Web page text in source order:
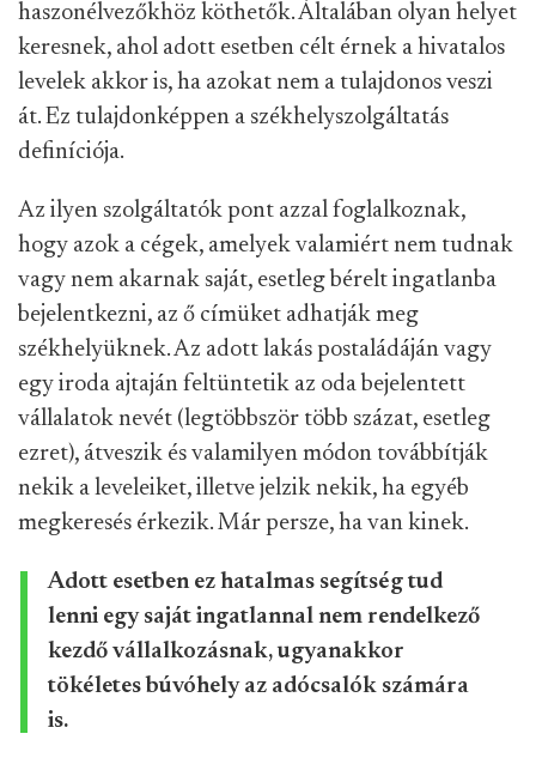
haszonélvezőkhöz köthetők. Általában olyan helyet
keresnek, ahol adott esetben célt érnek a hivatalos
levelek akkor is, ha azokat nem a tulajdonos veszi
át. Ez tulajdonképpen a székhelyszolgáltatás
definíciója.
Az ilyen szolgáltatók pont azzal foglalkoznak,
hogy azok a cégek, amelyek valamiért nem tudnak
vagy nem akarnak saját, esetleg bérelt ingatlanba
bejelentkezni, az ő címüket adhatják meg
székhelyüknek. Az adott lakás postaládáján vagy
egy iroda ajtaján feltüntetik az oda bejelentett
vállalatok nevét (legtöbbször több százat, esetleg
ezret), átveszik és valamilyen módon továbbítják
nekik a leveleiket, illetve jelzik nekik, ha egyéb
megkeresés érkezik. Már persze, ha van kinek.
Adott esetben ez hatalmas segítség tud
lenni egy saját ingatlannal nem rendelkező
kezdő vállalkozásnak, ugyanakkor
tökéletes búvóhely az adócsalók számára
is.